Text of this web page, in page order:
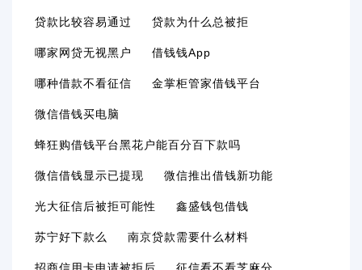
贷款比较容易通过 贷款为什么总被拒
哪家网贷无视黑户 借钱钱app
哪种借款不看征信 金掌柜管家借钱平台
微信借钱买电脑
蜂狂购借钱平台黑花户能百分百下款吗
微信借钱显示已提现 微信推出借钱新功能
光大征信后被拒可能性 鑫盛钱包借钱
苏宁好下款么 南京贷款需要什么材料